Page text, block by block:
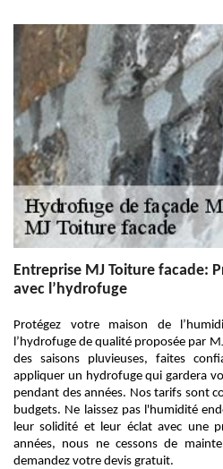
Entreprise MJ Toiture facade:
avec l’hydrofuge
Protégez votre maison de
l’hydrofuge de qualité proposée par
des saisons pluvieuses, faites
appliquer un hydrofuge qui gardera
pendant des années. Nos tarifs sont
budgets. Ne laissez pas l'humidité
leur solidité et leur éclat avec une
années, nous ne cessons de
demandez votre devis gratuit.